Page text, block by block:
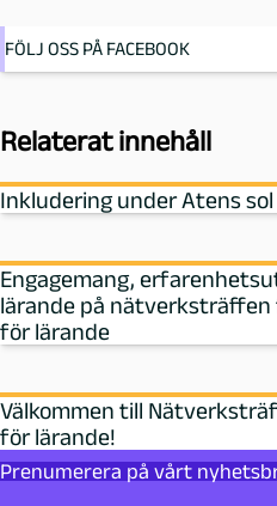
FÖLJ OSS PÅ FACEBOOK
Relaterat innehåll
Inkludering under Atens sol
Engagemang,
lärande på nätverksträffen
för lärande
Välkommen till
för lärande!
Prenumerera på vårt